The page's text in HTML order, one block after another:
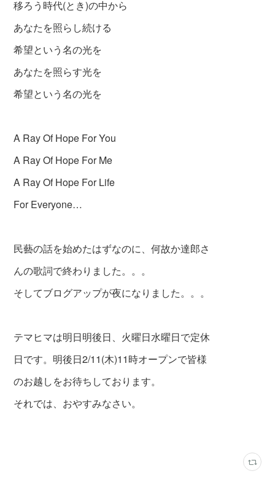
移ろう時代(とき)の中から
あなたを照らし続ける
希望という名の光を
あなたを照らす光を
希望という名の光を
A Ray Of Hope For You
A Ray Of Hope For Me
A Ray Of Hope For Life
For Everyone…
民藝の話を始めたはずなのに、何故か達郎さ
んの歌詞で終わりました。。。
そしてブログアップが夜になりました。。。
テマヒマは明日明後日、火曜日水曜日で定休
日です。明後日2/11(木)11時オープンで皆様
のお越しをお待ちしております。
それでは、おやすみなさい。